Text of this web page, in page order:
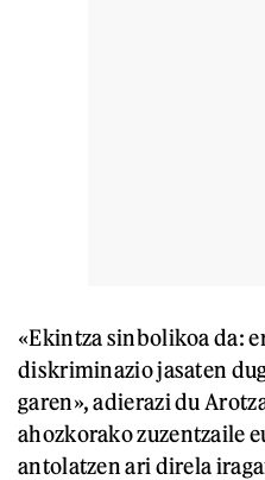
«Ekintza sinbolikoa da:
diskriminazio jasaten
garen», adierazi du
ahozkorako zuzentzaile
antolatzen ari direla